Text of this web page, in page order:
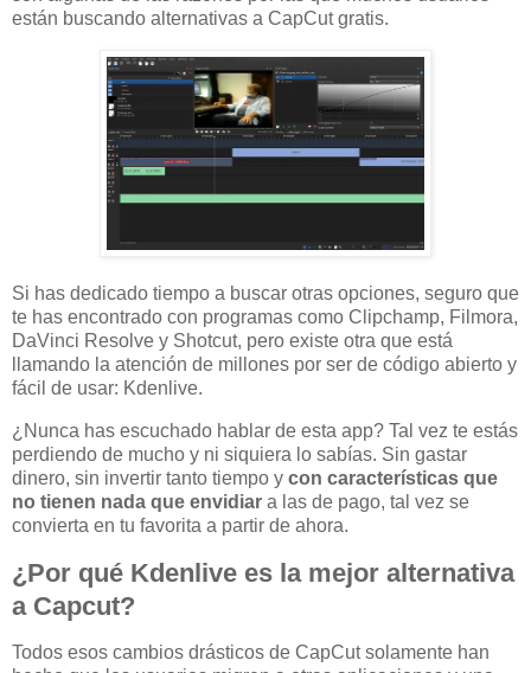
están buscando alternativas a CapCut gratis.
Si has dedicado tiempo a buscar otras opciones, seguro que
te has encontrado con programas como Clipchamp, Filmora,
DaVinci Resolve y Shotcut, pero existe otra que está
llamando la atención de millones por ser de código abierto y
fácil de usar: Kdenlive.
¿Nunca has escuchado hablar de esta app? Tal vez te estás
perdiendo de mucho y ni siquiera lo sabías. Sin gastar
dinero, sin invertir tanto tiempo y con características que
no tienen nada que envidiar a las de pago, tal vez se
convierta en tu favorita a partir de ahora.
¿Por qué Kdenlive es la mejor alternativa
a Capcut?
Todos esos cambios drásticos de CapCut solamente han